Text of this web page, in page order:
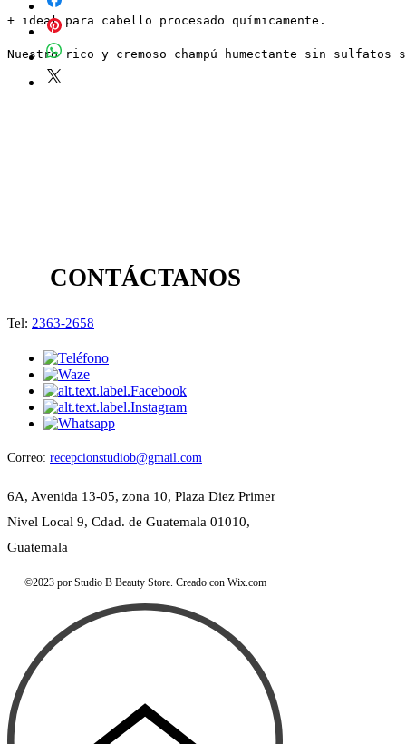
+ ideal para cabello procesado químicamente.
Nuestro rico y cremoso champú humectante sin
CONTÁCTANOS
Tel: 2363-2658
Correo: recepcionstudiob@gmail.com
6A, Avenida 13-05, zona 10, Plaza Diez Primer
Nivel Local 9, Cdad. de Guatemala 01010,
Guatemala
©2023 por Studio B Beauty Store. Creado con Wix.com